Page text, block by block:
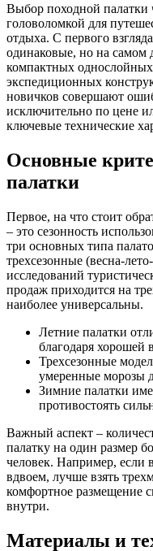
Выбор походной палатки
головоломкой для
отдыха. С первого
одинаковые, но на самом
компактных
экспедиционных
новичков совершают
исключительно по цене
ключевые технические
Основные
палатки
Первое, на что стоит
– это сезонность
три основных типа
трехсезонные (весна-
исследований
продаж приходится на
наиболее универсальны.
Летние палатки
благодаря хорошей
Трехсезонные
умеренные морозы
Зимние палатки
противостоять
Важный аспект –
палатку на один размер
человек. Например, если
вдвоем, лучше взять
комфортное размещение
внутри.
Материалы и